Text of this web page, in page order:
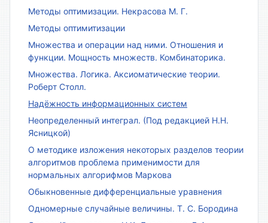
Методы оптимизации. Некрасова М. Г.
Методы оптимитизации
Множества и операции над ними. Отношения и
функции. Мощность множеств. Комбинаторика.
Множества. Логика. Аксиоматические теории.
Роберт Столл.
Надёжность информационных систем
Неопределенный интеграл. (Под редакцией Н.Н.
Ясницкой)
О методике изложения некоторых разделов теории
алгоритмов проблема применимости для
нормальных алгорифмов Маркова
Обыкновенные дифференциальные уравнения
Одномерные случайные величины. Т. С. Бородина